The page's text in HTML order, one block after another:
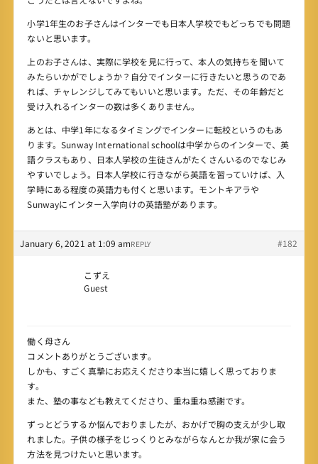
小学1年生のお子さんはインターでも日本人学校でもどっちでも問題
ないと思います。
上のお子さんは、実際に学校を見に行って、本人の気持ちを聞いて
みたらいかがでしょうか？自分でインターに行きたいと思うのであ
れば、チャレンジしてみてもいいと思います。ただ、その年齢だと
受け入れるインターの数は多くありません。
あとは、中学1年になるタイミングでインターに転校というのもあ
ります。Sunway International schoolは中学からのインターで、英
語クラスもあり、日本人学校の生徒さんがたくさんいるのでなじみ
やすいでしょう。日本人学校に行きながら英語を習っていけば、入
学時にある程度の英語力も付くと思います。モントキアラや
Sunwayにインター入学向けの英語塾があります。
January 6, 2021 at 1:09 am #182
REPLY
こずえ
Guest
働く母さん
コメントありがとうございます。
しかも、すごく真摯にお応えくださり本当に嬉しく思っておりま
す。
また、塾の事なども教えてくださり、重ね重ね感謝です。
ずっとどうするか悩んでおりましたが、おかげで胸の支えが少し取
れました。子供の様子をじっくりとみながらなんとか我が家に会う
方法を見つけたいと思います。